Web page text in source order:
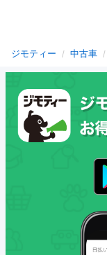
ジモティー 中古車